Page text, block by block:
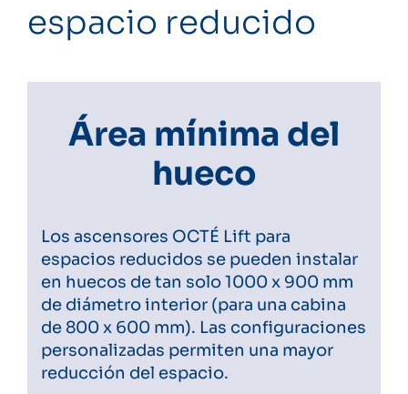
espacio reducido
Área mínima del
hueco
Los ascensores OCTÉ Lift para
espacios reducidos se pueden instalar
en huecos de tan solo 1000 x 900 mm
de diámetro interior (para una cabina
de 800 x 600 mm). Las configuraciones
personalizadas permiten una mayor
reducción del espacio.